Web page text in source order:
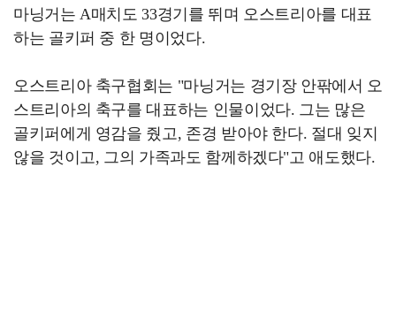
마닝거는 A매치도 33경기를 뛰며 오스트리아를 대표
하는 골키퍼 중 한 명이었다.
오스트리아 축구협회는 "마닝거는 경기장 안팎에서 오
스트리아의 축구를 대표하는 인물이었다. 그는 많은
골키퍼에게 영감을 줬고, 존경 받아야 한다. 절대 잊지
않을 것이고, 그의 가족과도 함께하겠다"고 애도했다.